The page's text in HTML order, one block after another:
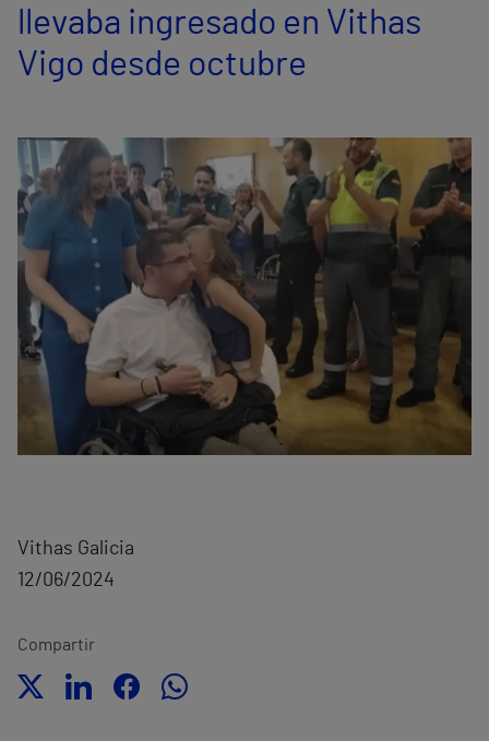
Comunicación
llevaba ingresado en Vithas
Vigo desde octubre
Vithas Galicia
12/06/2024
Compartir